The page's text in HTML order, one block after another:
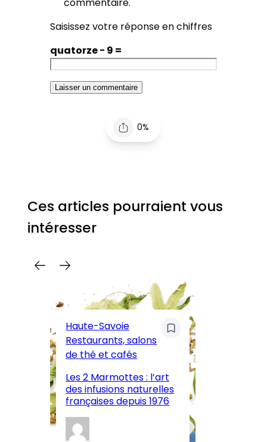
Saisissez votre réponse en chiffres
quatorze − 9 =
0%
Ces articles pourraient vous
intéresser
Haute-Savoie
Restaurants, salons
de thé et cafés
Les 2 Marmottes : l’art
des infusions naturelles
françaises depuis 1976